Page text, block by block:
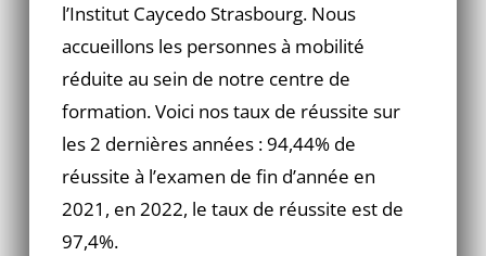
l’Institut Caycedo Strasbourg. Nous
accueillons les personnes à mobilité
réduite au sein de notre centre de
formation. Voici nos taux de réussite sur
les 2 dernières années : 94,44% de
réussite à l’examen de fin d’année en
2021, en 2022, le taux de réussite est de
97,4%.